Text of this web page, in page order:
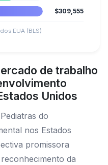
$309,555
EUA (BLS)
de trabalho
Unidos
do
nos Estados
promissora
da